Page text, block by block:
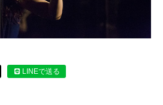
LINEで送る